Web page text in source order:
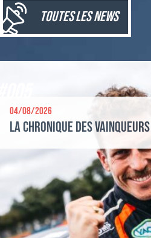
toutes les news
04/08/2026
La chronique des